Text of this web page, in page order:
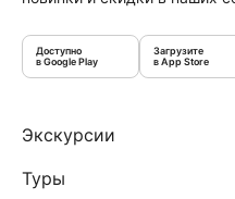
Доступно
в Google Play
Загрузите
в App Store
Экскурсии
Туры